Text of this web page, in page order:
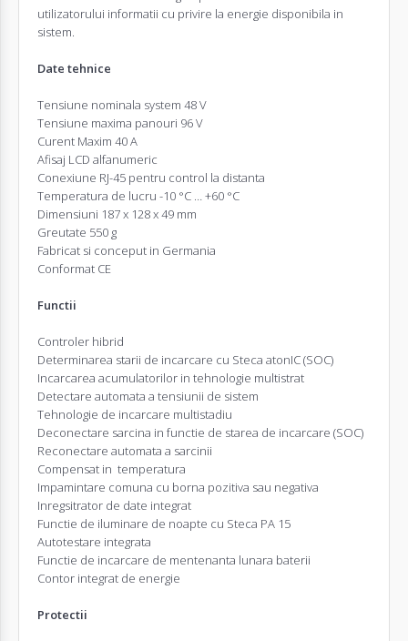
utilizatorului informatii cu privire la energie disponibila in
sistem.
Date tehnice
Tensiune nominala system 48 V
Tensiune maxima panouri 96 V
Curent Maxim 40 A
Afisaj LCD alfanumeric
Conexiune RJ-45 pentru control la distanta
Temperatura de lucru -10 °C … +60 °C
Dimensiuni 187 x 128 x 49 mm
Greutate 550 g
Fabricat si conceput in Germania
Conformat CE
Functii
Controler hibrid
Determinarea starii de incarcare cu Steca atonIC (SOC)
Incarcarea acumulatorilor in tehnologie multistrat
Detectare automata a tensiunii de sistem
Tehnologie de incarcare multistadiu
Deconectare sarcina in functie de starea de incarcare (SOC)
Reconectare automata a sarcinii
Compensat in temperatura
Impamintare comuna cu borna pozitiva sau negativa
Inregsitrator de date integrat
Functie de iluminare de noapte cu Steca PA 15
Autotestare integrata
Functie de incarcare de mentenanta lunara baterii
Contor integrat de energie
Protectii